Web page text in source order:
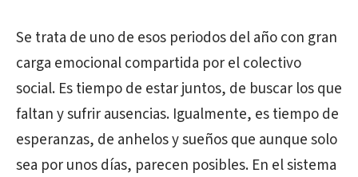
Se trata de uno de esos periodos del año con gran
carga emocional compartida por el colectivo
social. Es tiempo de estar juntos, de buscar los que
faltan y sufrir ausencias. Igualmente, es tiempo de
esperanzas, de anhelos y sueños que aunque solo
sea por unos días, parecen posibles. En el sistema